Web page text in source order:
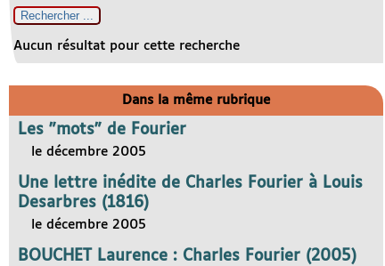
Aucun résultat pour cette recherche
Dans la même rubrique
Les "mots" de Fourier
le décembre 2005
Une lettre inédite de Charles Fourier à Louis
Desarbres (1816)
le décembre 2005
BOUCHET Laurence : Charles Fourier (2005)